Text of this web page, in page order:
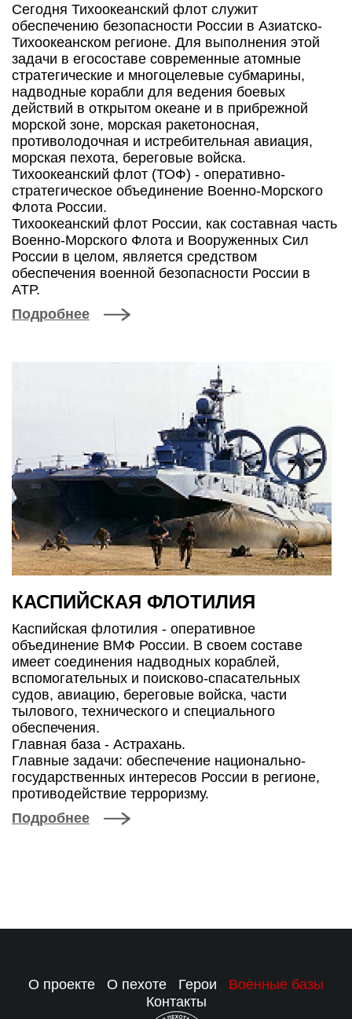
Сегодня Тихоокеанский флот служит
обеспечению безопасности России в Азиатско-
Тихоокеанском регионе. Для выполнения этой
задачи в егосоставе современные атомные
стратегические и многоцелевые субмарины,
надводные корабли для ведения боевых
действий в открытом океане и в прибрежной
морской зоне, морская ракетоносная,
противолодочная и истребительная авиация,
морская пехота, береговые войска.
Тихоокеанский флот (ТОФ) - оперативно-
стратегическое объединение Военно-Морского
Флота России.
Тихоокеанский флот России, как составная часть
Военно-Морского Флота и Вооруженных Сил
России в целом, является средством
обеспечения военной безопасности России в
АТР.
Подробнее
КАСПИЙСКАЯ ФЛОТИЛИЯ
Каспийская флотилия - оперативное
объединение ВМФ России. В своем составе
имеет соединения надводных кораблей,
вспомогательных и поисково-спасательных
судов, авиацию, береговые войска, части
тылового, технического и специального
обеспечения.
Главная база - Астрахань.
Главные задачи: обеспечение национально-
государственных интересов России в регионе,
противодействие терроризму.
Подробнее
О проекте О пехоте Герои
Военные базы
Контакты